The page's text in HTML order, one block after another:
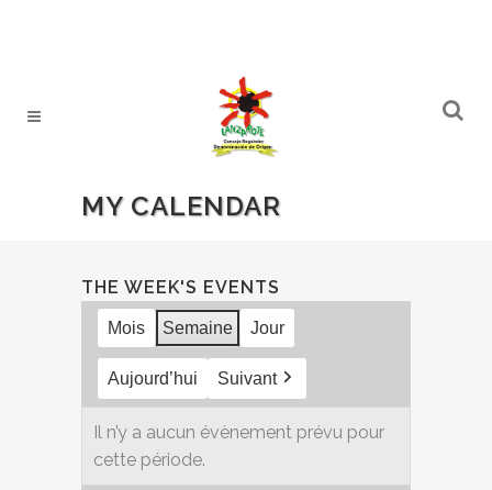
MY CALENDAR
THE WEEK'S EVENTS
Mois Semaine Jour
Aujourd’hui Suivant
Il n’y a aucun évènement prévu pour
cette période.